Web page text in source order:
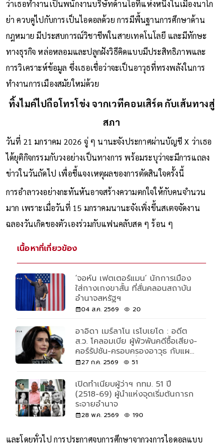
ว่าเธอทำงานเป็นพนักงานบริษัทด้านไอทีแห่งหนึ่งในเมืองนาโก
ย่า ควบคู่ไปกับการเป็นไอดอลด้วย การมีพื้นฐานการศึกษาด้าน
กฎหมาย มีประสบการณ์วิชาชีพในสายเทคโนโลยี และมีทักษะ
ทางธุรกิจ หล่อหลอมและปลูกฝังวิธีคิดแบบมีประสิทธิภาพและ
การวิเคราะห์ข้อมูล ซึ่งเธอเชื่อว่าจะเป็นอาวุธที่ทรงพลังในการ
ทำงานการเมืองสมัยใหม่ด้วย
ทิ้งไมค์ไปถือโทรโข่ง จากเวทีคอนเสิร์ต กับเส้นทางสู่
สภา
วันที่ 21 มกราคม 2026 จู่ ๆ นานะจังประกาศผ่านบัญชี X ว่าเธอ
ได้ยุติกิจกรรมกับวงอย่างเป็นทางการ พร้อมระบุว่าจะมีการแถลง
ข่าวในวันถัดไป เพื่อชี้แจงเหตุผลของการตัดสินใจครั้งนี้
การอำลาวงอย่างกะทันหันอาจสร้างความตกใจให้กับคนจำนวน
มาก เพราะเมื่อวันที่ 15 มกราคมนานะจังเพิ่งขึ้นสเตจจัดงาน
ฉลองวันเกิดของตัวเองร่วมกับแฟนคลับสด ๆ ร้อน ๆ
เนื้อหาที่เกี่ยวข้อง
‘จอห์น เฟตเตอร์แมน’ นักการเมือง
ใส่กางเกงขาสั้น ที่สั่นคลอนสถาบัน
อำนาจสหรัฐฯ
04 ส.ค. 2569 20
อาอิดา เมร์ลาโน เรโบเยโด : อดีต
ส.ว. โคลอมเบีย ผู้พัวพันคดีซื้อเสียง-
คอร์รัปชัน-ครอบครองอาวุธ กับแผน
โรยตัวแหกคุก 3 ชั้นที่ฮอลลีวูดยัง
27 ก.ค. 2569 51
เปิดทำเนียบผู้ว่าฯ กทม. 51 ปี
(2518-69) ผู้นำแห่งจุดเริ่มต้นการก
ระจายอำนาจ
28 พ.ค. 2569 190
และโดยทั่วไป การประกาศจบการศึกษาจากวงการไอดอลแบบ